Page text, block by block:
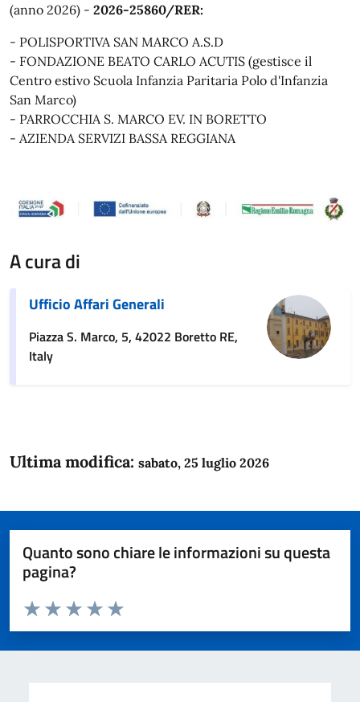
(anno 2026) - 2026-25860/RER:
- POLISPORTIVA SAN MARCO A.S.D
- FONDAZIONE BEATO CARLO ACUTIS (gestisce il
Centro estivo Scuola Infanzia Paritaria Polo d'Infanzia
San Marco)
- PARROCCHIA S. MARCO EV. IN BORETTO
- AZIENDA SERVIZI BASSA REGGIANA
A cura di
Ufficio Affari Generali
Piazza S. Marco, 5, 42022 Boretto RE,
Italy
Ultima modifica: sabato, 25 luglio 2026
Quanto sono chiare le informazioni su questa
pagina?
Domanda
Valuta da 1 a 5 stelle la pagina
Valuta 5 stelle su 5
Valuta 4 stelle su 5
Valuta 3 stelle su 5
Valuta 2 stelle su 5
Valuta 1 stelle su 5